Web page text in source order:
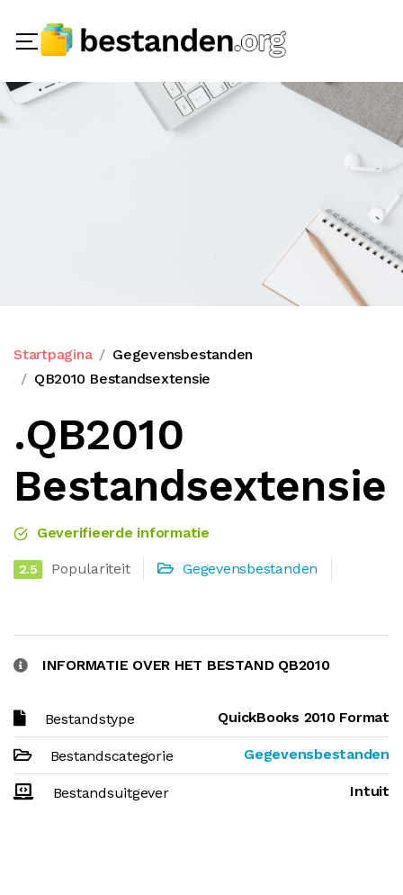
Startpagina
Gegevensbestanden
QB2010 Bestandsextensie
.QB2010
Bestandsextensie
Geverifieerde informatie
2.5 Populariteit Gegevensbestanden
INFORMATIE OVER HET BESTAND QB2010
Bestandstype QuickBooks 2010 Format
Bestandscategorie Gegevensbestanden
Bestandsuitgever Intuit